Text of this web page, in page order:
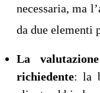
necessaria, ma
da due elementi
La
richiedente: la